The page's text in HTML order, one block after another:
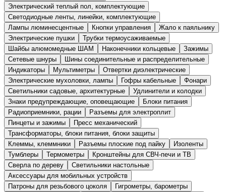
Электрический теплый пол, комплектующие
Светодиодные ленты, линейки, комплектующие
Лампы люминесцентные
Кнопки управления
Жало к паяльнику
Электрические пушки
Трубки термоусаживаемые
Шайбы алюмомедные ШАМ
Наконечники кольцевые
Зажимы
Сетевые шнуры
Шины соединительные и распределительные
Индикаторы
Мультиметры
Отвертки диэлектрические
Электрические мухоловки, лампы
Гофры кабельные
Фонари
Светильники садовые, архитектурные
Удлинители и колодки
Знаки предупреждающие, оповещающие
Блоки питания
Радиоприемники, рации
Разъемы для электроплит
Пинцеты и зажимы
Пресс механический
Трансформаторы, блоки питания, блоки защиты
Клеммы, клеммники
Разъемы плоские под пайку
Изоленты
Тумблеры
Термометры
Кронштейны для СВЧ-печи и ТВ
Сверла по дереву
Светильники настольные
Аксессуары для мобильных устройств
Патроны для резьбового цоколя
Гигрометры, барометры